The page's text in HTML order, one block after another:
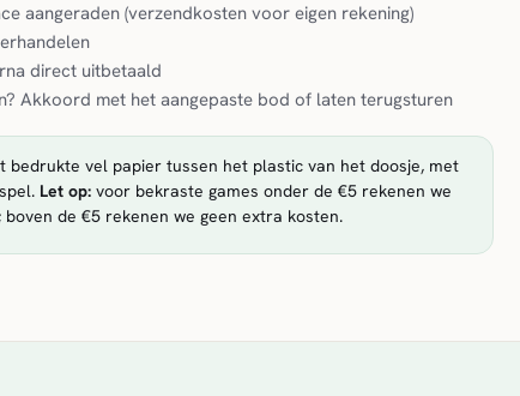
aangeraden (verzendkosten voor eigen rekening)
direct uitbetaald
Akkoord met het aangepaste bod of laten terugsturen
bedrukte vel papier tussen het plastic van het doosje, met
Let op:voor bekraste games onder de €5 rekenen we
de €5 rekenen we geen extra kosten.